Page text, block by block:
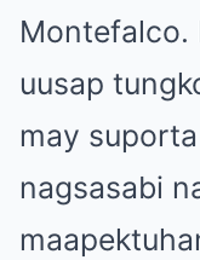
Montefalco.
uusap
may
nagsasabi